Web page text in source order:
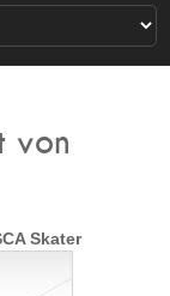
von
Skater